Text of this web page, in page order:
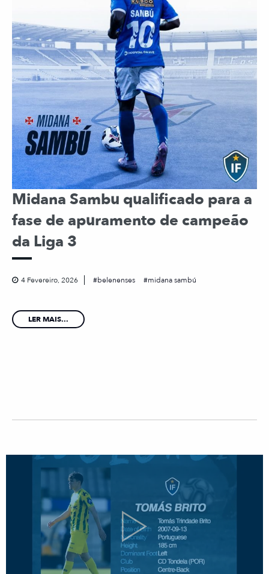
Midana Sambu qualificado para a
fase de apuramento de campeão
da Liga 3
4 Fevereiro, 2026 belenenses midana sambú
LER MAIS...